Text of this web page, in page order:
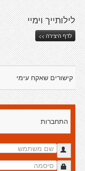
לילותייך וימיי
לדף היצירה >>
קישורים שאקח עימי
התחברות